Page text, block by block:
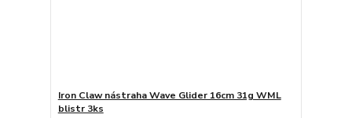
Iron Claw nástraha Wave Glider 16cm 31g WML
blistr 3ks